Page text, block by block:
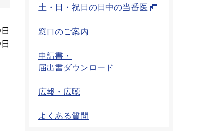
土・日・祝日の日中の当番医
窓口のご案内
申請書・
届出書ダウンロード
広報・広聴
よくある質問